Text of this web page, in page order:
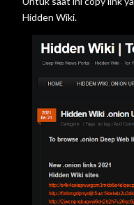
Hidden Wiki.